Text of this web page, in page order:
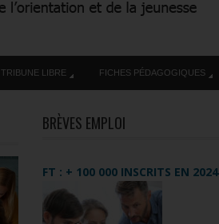
TRIBUNE LIBRE FICHES PÉDAGOGIQUES
BRÈVES EMPLOI
FT : + 100 000 INSCRITS EN 2024